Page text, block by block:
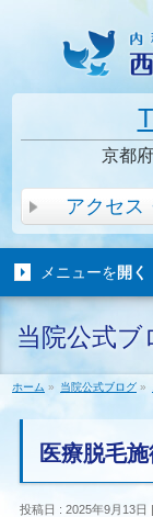
京都
アクセス
メニューを 開く
当院公式ブ
ホーム » 当院公式ブログ »
医療脱毛
投稿日 : 2025年9月13日